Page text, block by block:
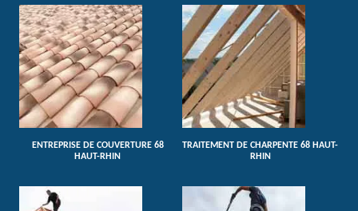
ENTREPRISE DE COUVERTURE 68
HAUT-RHIN
TRAITEMENT DE CHARPENTE 68 HAUT-
RHIN